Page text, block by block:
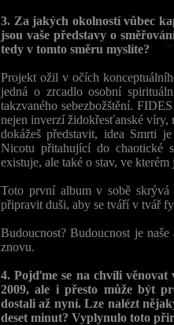
3. Za jakých okolností vůbec
jsou vaše představy o
tedy v tomto směru myslíte?
Projekt ožil v očích
jedná o zrcadlo osobní
takzvaného sebezbožštění.
nejen inverzí židokřesťanské
dokážeš představit, idea Smrti
Nicotu přitahující do chaotické
existuje, ale také o stav, ve
Toto první album v sobě
připravit duši, aby se tváří v tvář
Budoucnost? Budoucnost je
znovu.
4. Pojďme se na chvíli
2009, ale i přesto může být
dostali až nyní. Lze nalézt
deset minut? Vyplynulo toto